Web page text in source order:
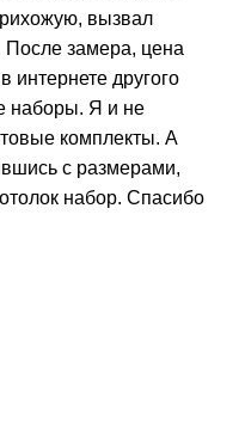
вызвал
замера, цена
интернете другого
наборы. Я и не
комплекты. А
с размерами,
набор. Спасибо